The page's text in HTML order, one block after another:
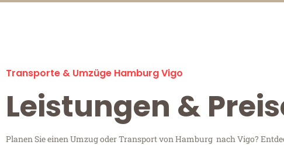
Transporte & Umzüge Hamburg Vigo
Leistungen &
Planen Sie einen Umzug oder Transport von Hamburg nach Vigo?